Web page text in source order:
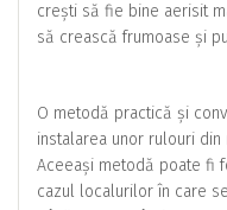
crești să fie bine aerisit
să crească frumoase și
O metodă practică și
instalarea unor rulouri din
Aceeași metodă poate fi
cazul localurilor în care